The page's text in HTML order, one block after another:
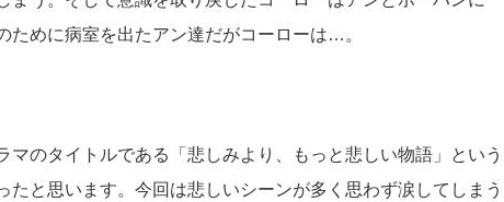
ために病室を出たアン達だがコーローは…。
マのタイトルである「悲しみより、もっと悲しい物語」という
たと思います。今回は悲しいシーンが多く思わず涙してしまう